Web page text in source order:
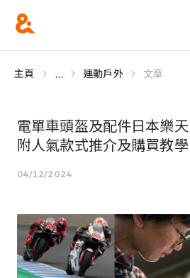
主頁 ... 運動戶外 文章
電單車頭盔及配件日本樂
附人氣款式推介及購買教學
04/12/2024